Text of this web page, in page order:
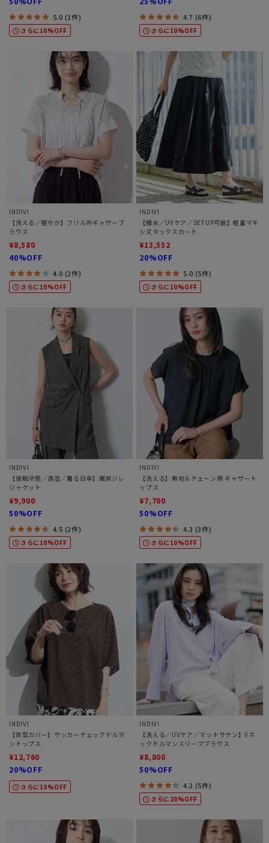
5.0 (1件)
さらに10%OFF
4.7 (6件)
さらに10%OFF
INDIVI
【洗える／軽やか】フリル衿ギャザーブ
ラウス
¥8,580
40%OFF
4.0 (2件)
さらに10%OFF
INDIVI
【撥水／UVケア／SETUP可能】軽量マキ
シ丈タックスカート
¥13,552
20%OFF
5.0 (5件)
さらに10%OFF
INDIVI
【接触冷感／透湿／着る日傘】颯爽ジレ
ジャケット
¥9,900
50%OFF
4.5 (2件)
さらに10%OFF
INDIVI
【洗える】無地＆チェーン柄 ギャザート
ップス
¥7,700
50%OFF
4.3 (3件)
さらに10%OFF
INDIVI
【体型カバー】サッカーチェックドルマ
ントップス
¥12,760
20%OFF
さらに10%OFF
INDIVI
【洗える／UVケア／マットサテン】Vネ
ックドルマンスリーブブラウス
¥8,800
50%OFF
4.2 (5件)
さらに20%OFF